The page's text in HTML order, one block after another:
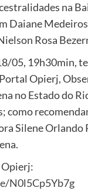
na
Daiane
Rosa
05, 19h30min,
Opierj,
no Estado do
como
Silene Orlando
Opierj:
N0l5Cp5Yb7g